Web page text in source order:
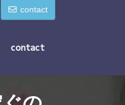
contact
contact